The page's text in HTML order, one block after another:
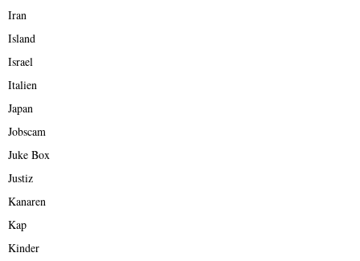
Iran
Island
Israel
Italien
Japan
Jobscam
Juke Box
Justiz
Kanaren
Kap
Kinder